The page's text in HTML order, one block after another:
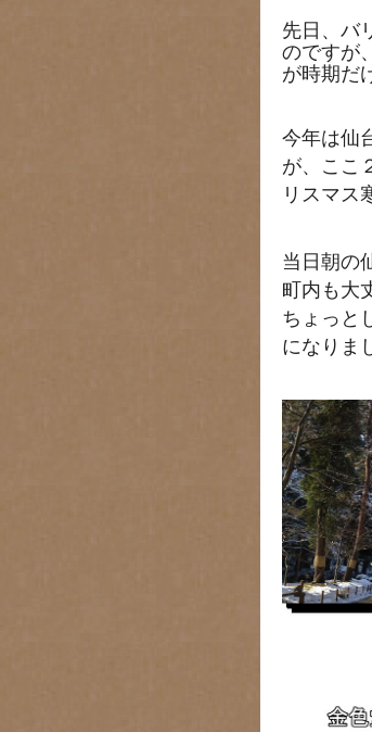
先日、バ
のですが
が時期だ
今年は仙
が、ここ
リスマス
当日朝の
町内も大
ちょっと
になりま